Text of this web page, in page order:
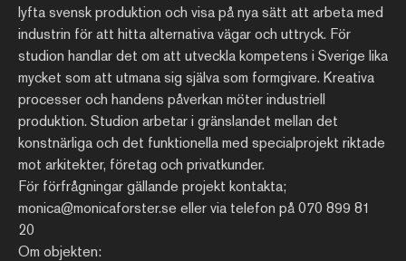
lyfta svensk produktion och visa på nya sätt att arbeta med
industrin för att hitta alternativa vägar och uttryck. För
studion handlar det om att utveckla kompetens i Sverige lika
mycket som att utmana sig själva som formgivare. Kreativa
processer och handens påverkan möter industriell
produktion. Studion arbetar i gränslandet mellan det
konstnärliga och det funktionella med specialprojekt riktade
mot arkitekter, företag och privatkunder.
För förfrågningar gällande projekt kontakta;
monica@monicaforster.se eller via telefon på 070 899 81
20
Om objekten: